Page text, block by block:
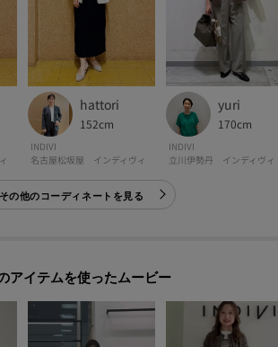
中の紫外線（UV）を通しにくくします。この効果は
-・-・-・-・-・-・-・-・-・-・-・-・-・-
お気に入り登録』がおすすめです！■
！！
hattori
152cm
INDIVI
名古屋松坂屋 インディヴィ
yuri
170cm
INDIVI
立川伊勢丹 インディヴィ
その他のコーディネートを見る
アイテムを使ったムービー